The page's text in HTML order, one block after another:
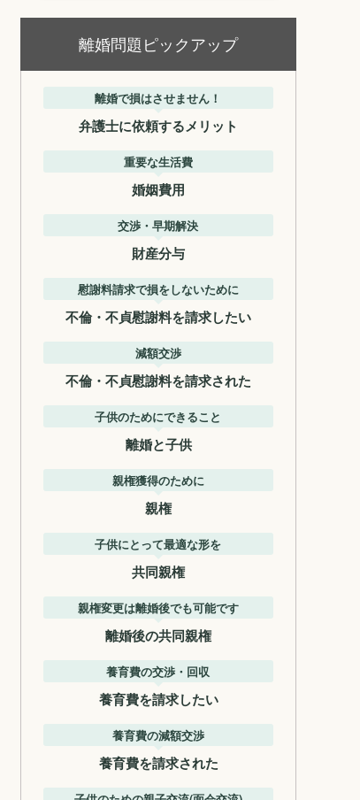
離婚問題ピックアップ
離婚で損はさせません！
弁護士に依頼するメリット
重要な生活費
婚姻費用
交渉・早期解決
財産分与
慰謝料請求で損をしないために
不倫・不貞慰謝料を請求したい
減額交渉
不倫・不貞慰謝料を請求された
子供のためにできること
離婚と子供
親権獲得のために
親権
子供にとって最適な形を
共同親権
親権変更は離婚後でも可能です
離婚後の共同親権
養育費の交渉・回収
養育費を請求したい
養育費の減額交渉
養育費を請求された